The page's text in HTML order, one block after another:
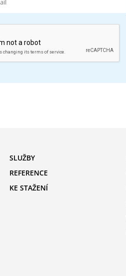
SLUŽBY
REFERENCE
KE STAŽENÍ